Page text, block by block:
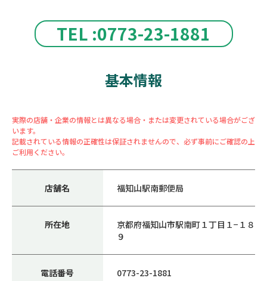
TEL :0773-23-1881
基本情報
実際の店舗・企業の情報とは異なる場合・または変更されている場合がござ
います。
記載されている情報の正確性は保証されませんので、必ず事前にご確認の上
ご利用ください。
店舗名 福知山駅南郵便局
所在地
京都府福知山市駅南町１丁目１−１８
９
電話番号 0773-23-1881